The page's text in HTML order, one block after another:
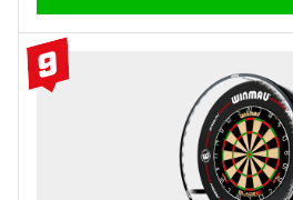
9
#9 Top 10